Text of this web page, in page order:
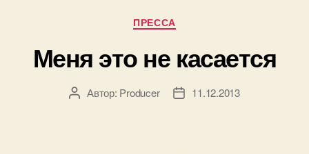
Рубрики
ПРЕССА
Меня это не касается
АвторАвтор: Producer
Дата11.12.2013